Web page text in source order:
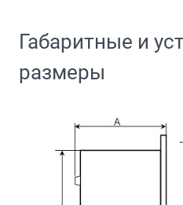
Габаритные и
размеры